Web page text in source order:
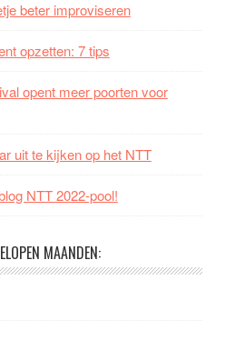
beter improviseren
opzetten: 7 tips
opent meer poorten voor
uit te kijken op het NTT
NTT 2022-pool!
MAANDEN: